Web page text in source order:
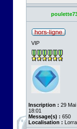
VIP
Inscription : 29 Mai
18:01
Message(s) : 650
Localisation :